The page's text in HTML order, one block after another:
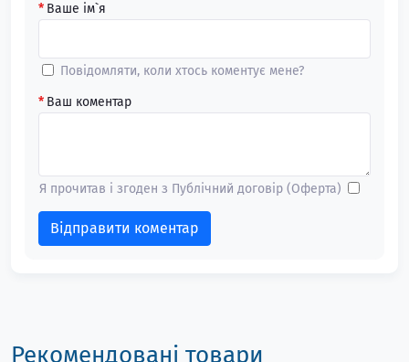
Ваше ім`я
Повідомляти, коли хтось коментує мене?
Ваш коментар
Я прочитав і згоден з Публічний договір (Оферта)
Відправити коментар
Рекомендовані товари